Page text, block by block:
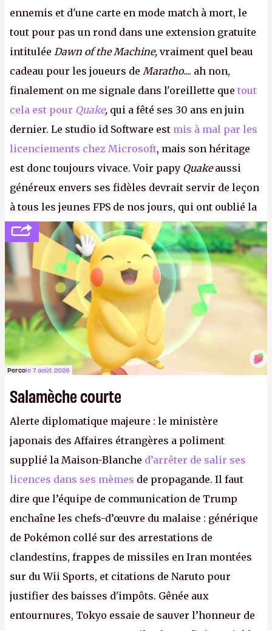
ennemis et d'une carte en mode match à mort, le
tout pour pas un rond dans une extension gratuite
intitulée Dawn of the Machine, vraiment quel beau
cadeau pour les joueurs de Maratho.... ah non,
finalement on me signale dans l'oreillette que tout
cela est pour Quake, qui a fêté ses 30 ans en juin
dernier. Le studio id Software est mis à mal par les
licenciements chez Microsoft, mais son héritage
est donc toujours vivace. Voir papy Quakeaussi
généreux envers ses fidèles devrait servir de leçon
à tous les jeunes FPS de nos jours, qui ont oublié la
politesse et le respect envers leurs joueurs et les
anciens. Il leur faudrait une bonne guerre des
consoles à ces petits cons !
Percole 7 août 2026
Salamèche courte
Alerte diplomatique majeure : le ministère
japonais des Affaires étrangères a poliment
supplié la Maison-Blanche d’arrêter de salir ses
licences dans ses mèmes de propagande. Il faut
dire que l’équipe de communication de Trump
enchaîne les chefs-d’œuvre du malaise : générique
de Pokémon collé sur des arrestations de
clandestins, frappes de missiles en Iran montées
sur du Wii Sports, et citations de Naruto pour
justifier des baisses d'impôts. Gênée aux
entournures, Tokyo essaie de sauver l’honneur de